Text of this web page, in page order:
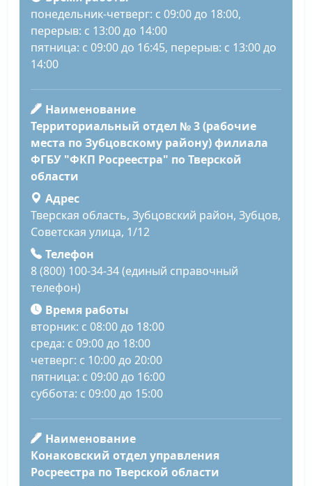
понедельник-четверг: с 09:00 до 18:00,
перерыв: с 13:00 до 14:00
пятница: с 09:00 до 16:45, перерыв: с 13:00 до
14:00
Наименование
Территориальный отдел № 3 (рабочие
места по Зубцовскому району) филиала
ФГБУ "ФКП Росреестра" по Тверской
области
Адрес
Тверская область, Зубцовский район, Зубцов,
Советская улица, 1/12
Телефон
8 (800) 100-34-34 (единый справочный
телефон)
Время работы
вторник: с 08:00 до 18:00
среда: с 09:00 до 18:00
четверг: с 10:00 до 20:00
пятница: с 09:00 до 16:00
суббота: с 09:00 до 15:00
Наименование
Конаковский отдел управления
Росреестра по Тверской области